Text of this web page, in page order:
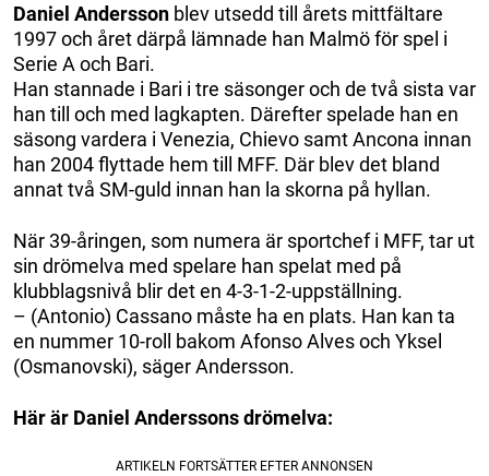
Daniel Andersson blev utsedd till årets mittfältare
1997 och året därpå lämnade han Malmö för spel i
Serie A och Bari.
Han stannade i Bari i tre säsonger och de två sista var
han till och med lagkapten. Därefter spelade han en
säsong vardera i Venezia, Chievo samt Ancona innan
han 2004 flyttade hem till MFF. Där blev det bland
annat två SM-guld innan han la skorna på hyllan.
När 39-åringen, som numera är sportchef i MFF, tar ut
sin drömelva med spelare han spelat med på
klubblagsnivå blir det en 4-3-1-2-uppställning.
– (Antonio) Cassano måste ha en plats. Han kan ta
en nummer 10-roll bakom Afonso Alves och Yksel
(Osmanovski), säger Andersson.
Här är Daniel Anderssons drömelva: